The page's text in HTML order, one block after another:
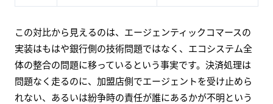
この対比から見えるのは、エージェンティックコマースの
実装はもはや銀行側の技術問題ではなく、エコシステム全
体の整合の問題に移っているという事実です。決済処理は
問題なく走るのに、加盟店側でエージェントを受け止めら
れない、あるいは紛争時の責任が誰にあるかが不明という